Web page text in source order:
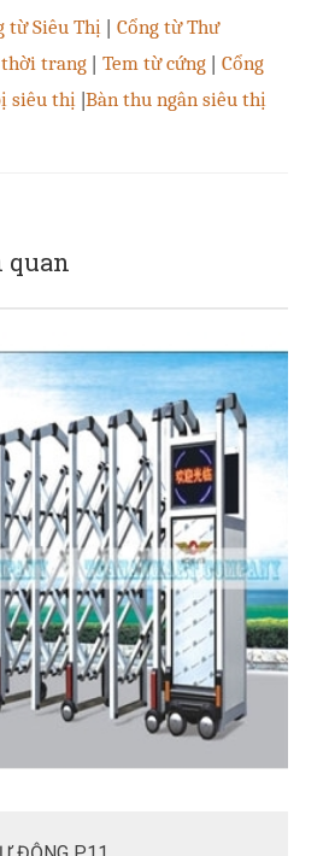
từ Siêu Thị | Cổng từ Thư
thời trang | Tem từ cứng | Cổng
siêu thị |Bàn thu ngân siêu thị
quan